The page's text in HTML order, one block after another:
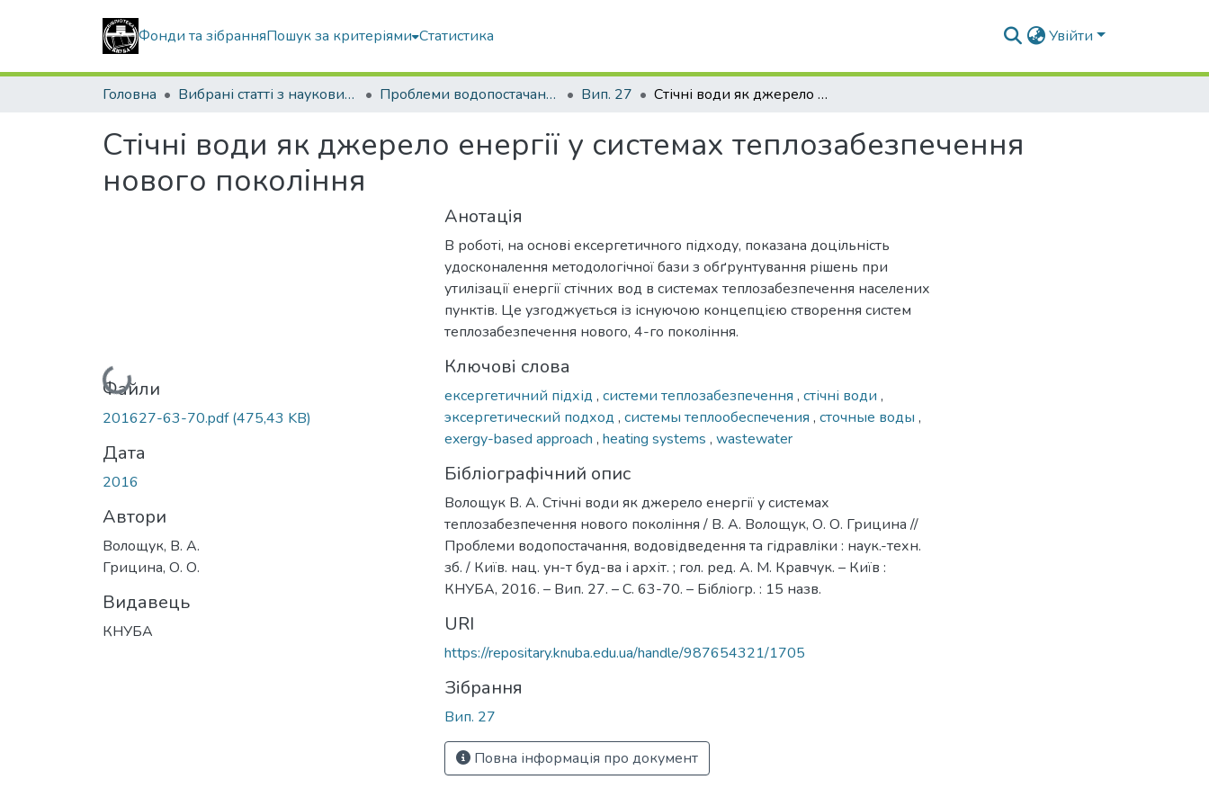
Фонди та зібранняПошук за критеріями Статистика Увійти
Головна Вибрані статті з наукових збірників КНУБА Проблеми водопостачання, водовідведення та гідравліки Вип. 27 Стічні води як джерело енергії у системах теплозабезпечення нового покоління
Стічні води як джерело енергії у системах теплозабезпечення
нового покоління
Вантажиться...
Файли
201627-63-70.pdf(475,43 KB)
Дата
2016
Автори
Волощук, В. А.
Грицина, О. О.
Видавець
КНУБА
Анотація
В роботі, на основі ексергетичного підходу, показана доцільність
удосконалення методологічної бази з обґрунтування рішень при
утилізації енергії стічних вод в системах теплозабезпечення населених
пунктів. Це узгоджується із існуючою концепцією створення систем
теплозабезпечення нового, 4-го покоління.
Ключові слова
ексергетичний підхід , системи теплозабезпечення , стічні води ,
эксергетический подход , системы теплообеспечения , сточные воды ,
exergy-based approach , heating systems , wastewater
Бібліографічний опис
Волощук В. А. Стічні води як джерело енергії у системах
теплозабезпечення нового покоління / В. А. Волощук, О. О. Грицина //
Проблеми водопостачання, водовідведення та гідравліки : наук.-техн.
зб. / Київ. нац. ун-т буд-ва і архіт. ; гол. ред. А. М. Кравчук. – Київ :
КНУБА, 2016. – Вип. 27. – С. 63-70. – Бібліогр. : 15 назв.
URI
https://repositary.knuba.edu.ua/handle/987654321/1705
Зібрання
Вип. 27
Повна інформація про документ